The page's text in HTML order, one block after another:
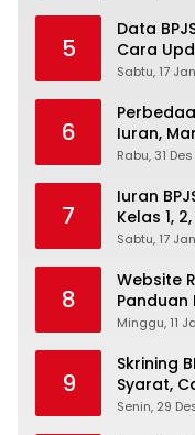
5
Data
Cara
Sabtu, 17
6
Iuran,
2026
Rabu, 31
7
Iuran
Kelas 1,
Panduan
Sabtu, 17
8
Website
Panduan
Minggu, 11
9
Skrining
Syarat,
Senin, 29